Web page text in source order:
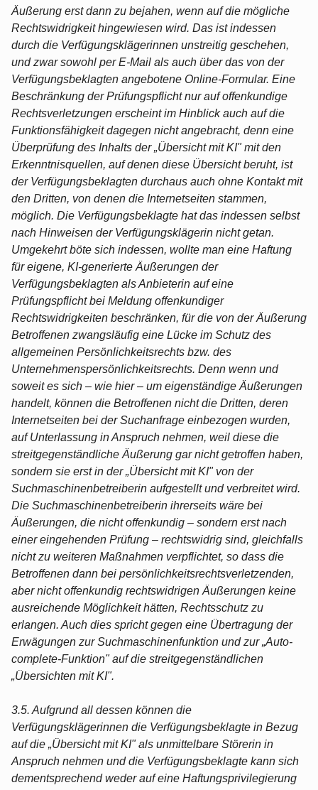
Äußerung erst dann zu bejahen, wenn auf die mögliche
Rechtswidrigkeit hingewiesen wird. Das ist indessen
durch die Verfügungsklägerinnen unstreitig geschehen,
und zwar sowohl per E-Mail als auch über das von der
Verfügungsbeklagten angebotene Online-Formular. Eine
Beschränkung der Prüfungspflicht nur auf offenkundige
Rechtsverletzungen erscheint im Hinblick auch auf die
Funktionsfähigkeit dagegen nicht angebracht, denn eine
Überprüfung des Inhalts der „Übersicht mit KI" mit den
Erkenntnisquellen, auf denen diese Übersicht beruht, ist
der Verfügungsbeklagten durchaus auch ohne Kontakt mit
den Dritten, von denen die Internetseiten stammen,
möglich. Die Verfügungsbeklagte hat das indessen selbst
nach Hinweisen der Verfügungsklägerin nicht getan.
Umgekehrt böte sich indessen, wollte man eine Haftung
für eigene, KI-generierte Äußerungen der
Verfügungsbeklagten als Anbieterin auf eine
Prüfungspflicht bei Meldung offenkundiger
Rechtswidrigkeiten beschränken, für die von der Äußerung
Betroffenen zwangsläufig eine Lücke im Schutz des
allgemeinen Persönlichkeitsrechts bzw. des
Unternehmenspersönlichkeitsrechts. Denn wenn und
soweit es sich – wie hier – um eigenständige Äußerungen
handelt, können die Betroffenen nicht die Dritten, deren
Internetseiten bei der Suchanfrage einbezogen wurden,
auf Unterlassung in Anspruch nehmen, weil diese die
streitgegenständliche Äußerung gar nicht getroffen haben,
sondern sie erst in der „Übersicht mit KI" von der
Suchmaschinenbetreiberin aufgestellt und verbreitet wird.
Die Suchmaschinenbetreiberin ihrerseits wäre bei
Äußerungen, die nicht offenkundig – sondern erst nach
einer eingehenden Prüfung – rechtswidrig sind, gleichfalls
nicht zu weiteren Maßnahmen verpflichtet, so dass die
Betroffenen dann bei persönlichkeitsrechtsverletzenden,
aber nicht offenkundig rechtswidrigen Äußerungen keine
ausreichende Möglichkeit hätten, Rechtsschutz zu
erlangen. Auch dies spricht gegen eine Übertragung der
Erwägungen zur Suchmaschinenfunktion und zur „Auto-
complete-Funktion" auf die streitgegenständlichen
„Übersichten mit KI".
3.5. Aufgrund all dessen können die
Verfügungsklägerinnen die Verfügungsbeklagte in Bezug
auf die „Übersicht mit KI" als unmittelbare Störerin in
Anspruch nehmen und die Verfügungsbeklagte kann sich
dementsprechend weder auf eine Haftungsprivilegierung